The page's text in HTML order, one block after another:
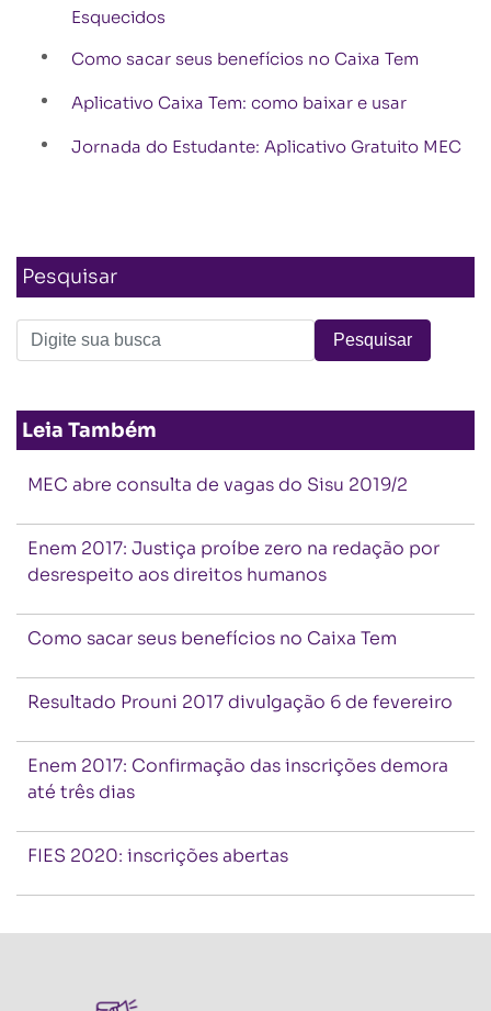
Esquecidos
Como sacar seus benefícios no Caixa Tem
Aplicativo Caixa Tem: como baixar e usar
Jornada do Estudante: Aplicativo Gratuito MEC
Pesquisar
Leia Também
MEC abre consulta de vagas do Sisu 2019/2
Enem 2017: Justiça proíbe zero na redação por
desrespeito aos direitos humanos
Como sacar seus benefícios no Caixa Tem
Resultado Prouni 2017 divulgação 6 de fevereiro
Enem 2017: Confirmação das inscrições demora
até três dias
FIES 2020: inscrições abertas